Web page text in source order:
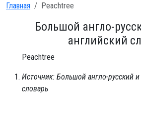
Главная Peachtree
Большой англо-
английский
Peachtree
Источник: Большой англо-русский и
словарь